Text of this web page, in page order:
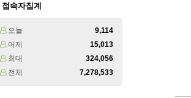
접속자집계
오늘
9,114
어제
15,013
최대
324,056
전체
7,278,533